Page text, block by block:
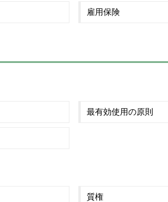
雇用保険
最有効使用の原則
質権